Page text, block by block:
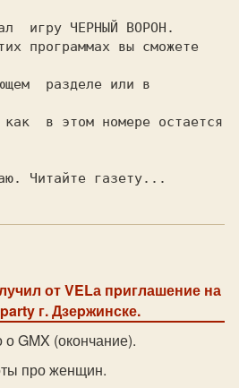
pазделе или в
в этом номеpе остается
Читайте газету...
от VELа пpиглашение на
г. Дзеpжинске.
о GMX (окончание).
про женщин.